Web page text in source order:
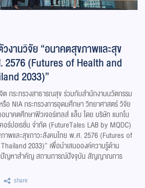
งานวิจัย “อนาคตสุขภาพและสุข
2576 (Futures of Health and
2033)”
กระทรวงสาธารณสุข ร่วมกับสำนักงานนวัตกรรม
อ NIA กระทรวงการอุดมศึกษา วิทยาศาสตร์ วิจัย
นาคตศึกษาฟิวเจอร์เทลส์ แล็บ โดย บริษัท แมกโน
ร์ปอเรชั่น จำกัด (FutureTales LAB by MQDC)
าพและสุขภาวะสังคมไทย พ.ศ. 2576 (Futures of
2033)” เพื่อนำเสนอองค์ความรู้ด้าน
นปัญหาสำคัญ สถานการณ์ปัจจุบัน สัญญาณการ
share